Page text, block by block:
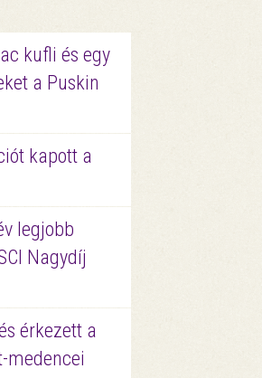
kufli és egy
a Puskin
kapott a
legjobb
Nagydíj
érkezett a
medencei